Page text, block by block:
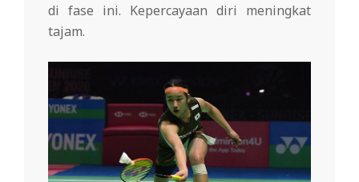
di fase ini. Kepercayaan diri meningkat
tajam.